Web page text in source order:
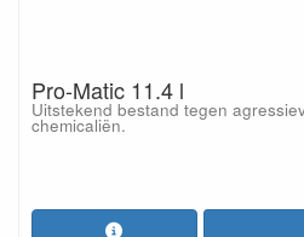
Pro-Matic 11.4 l
Uitstekend bestand tegen
chemicaliën.